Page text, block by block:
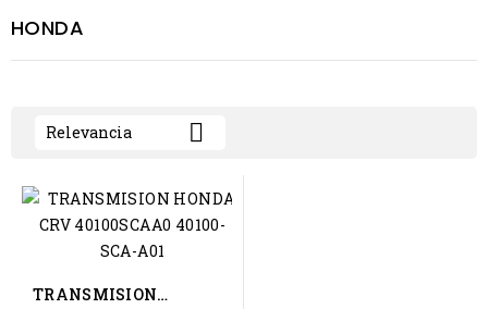
HONDA
Relevancia 
TRANSMISION